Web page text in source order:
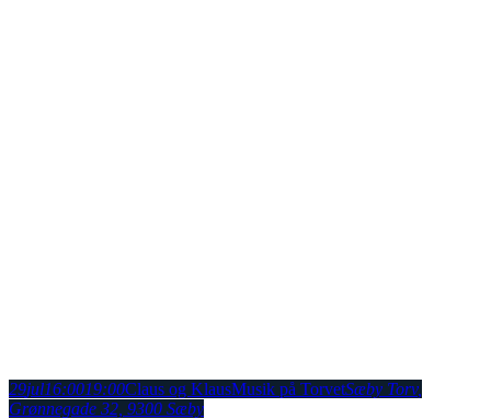
29jul16:0019:00Claus og KlausMusik på TorvetSæby Torv,
Grønnegade 32, 9300 Sæby